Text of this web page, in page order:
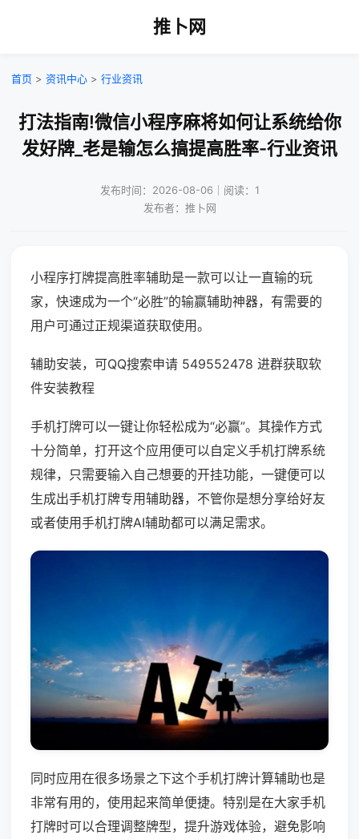
推卜网
首页 > 资讯中心 > 行业资讯
打法指南!微信小程序麻将如何让系统给你
发好牌_老是输怎么搞提高胜率-行业资讯
发布时间：2026-08-06｜阅读：1
发布者：推卜网
小程序打牌提高胜率辅助是一款可以让一直输的玩
家，快速成为一个“必胜”的输赢辅助神器，有需要的
用户可通过正规渠道获取使用。
辅助安装，可QQ搜索申请 549552478 进群获取软
件安装教程
手机打牌可以一键让你轻松成为“必赢”。其操作方式
十分简单，打开这个应用便可以自定义手机打牌系统
规律，只需要输入自己想要的开挂功能，一键便可以
生成出手机打牌专用辅助器，不管你是想分享给好友
或者使用手机打牌AI辅助都可以满足需求。
同时应用在很多场景之下这个手机打牌计算辅助也是
非常有用的，使用起来简单便捷。特别是在大家手机
打牌时可以合理调整牌型，提升游戏体验，避免影响